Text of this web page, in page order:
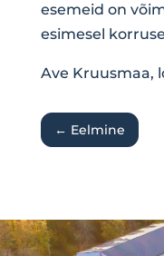
esemeid on
esimesel
Ave Kruusmaa,
← Eelmine